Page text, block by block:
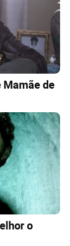
Mamãe de
o